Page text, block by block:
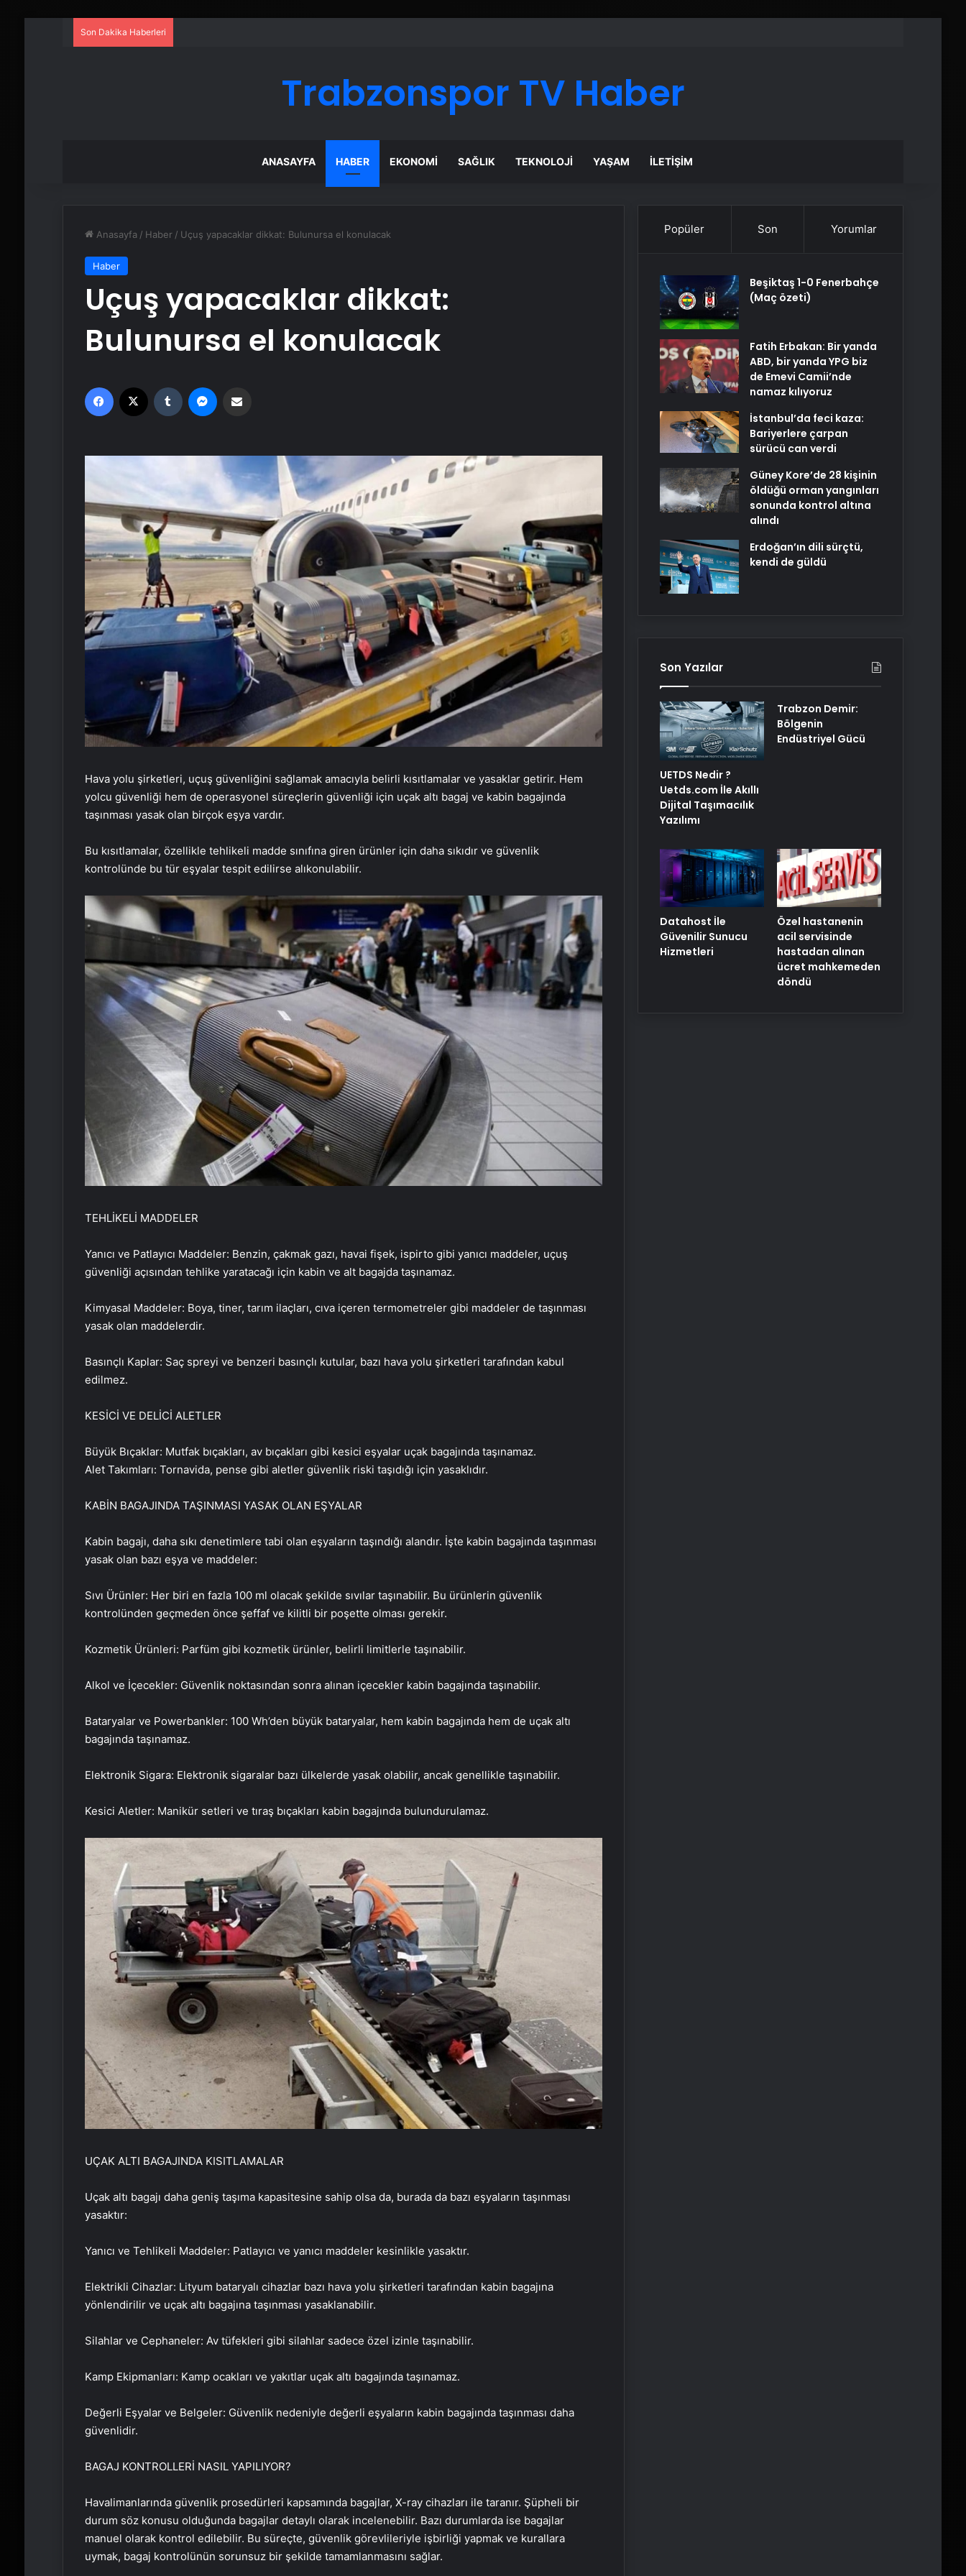
Son Dakika Haberleri
Trabzonspor TV Haber
ANASAYFA HABER EKONOMI SAĞLIK TEKNOLOJI YAŞAM İLETIŞIM
Anasayfa / Haber / Uçuş yapacaklar dikkat: Bulunursa el konulacak
Haber
Uçuş yapacaklar dikkat:
Bulunursa el konulacak
Facebook Tumblr
Hava yolu şirketleri, uçuş güvenliğini sağlamak amacıyla belirli kısıtlamalar ve yasaklar getirir. Hem
yolcu güvenliği hem de operasyonel süreçlerin güvenliği için uçak altı bagaj ve kabin bagajında
taşınması yasak olan birçok eşya vardır.
Bu kısıtlamalar, özellikle tehlikeli madde sınıfına giren ürünler için daha sıkıdır ve güvenlik
kontrolünde bu tür eşyalar tespit edilirse alıkonulabilir.
TEHLİKELİ MADDELER
Yanıcı ve Patlayıcı Maddeler: Benzin, çakmak gazı, havai fişek, ispirto gibi yanıcı maddeler, uçuş
güvenliği açısından tehlike yaratacağı için kabin ve alt bagajda taşınamaz.
Kimyasal Maddeler: Boya, tiner, tarım ilaçları, cıva içeren termometreler gibi maddeler de taşınması
yasak olan maddelerdir.
Basınçlı Kaplar: Saç spreyi ve benzeri basınçlı kutular, bazı hava yolu şirketleri tarafından kabul
edilmez.
KESİCİ VE DELİCİ ALETLER
Büyük Bıçaklar: Mutfak bıçakları, av bıçakları gibi kesici eşyalar uçak bagajında taşınamaz.
Alet Takımları: Tornavida, pense gibi aletler güvenlik riski taşıdığı için yasaklıdır.
KABİN BAGAJINDA TAŞINMASI YASAK OLAN EŞYALAR
Kabin bagajı, daha sıkı denetimlere tabi olan eşyaların taşındığı alandır. İşte kabin bagajında taşınması
yasak olan bazı eşya ve maddeler:
Sıvı Ürünler: Her biri en fazla 100 ml olacak şekilde sıvılar taşınabilir. Bu ürünlerin güvenlik
kontrolünden geçmeden önce şeffaf ve kilitli bir poşette olması gerekir.
Kozmetik Ürünleri: Parfüm gibi kozmetik ürünler, belirli limitlerle taşınabilir.
Alkol ve İçecekler: Güvenlik noktasından sonra alınan içecekler kabin bagajında taşınabilir.
Bataryalar ve Powerbankler: 100 Wh’den büyük bataryalar, hem kabin bagajında hem de uçak altı
bagajında taşınamaz.
Elektronik Sigara: Elektronik sigaralar bazı ülkelerde yasak olabilir, ancak genellikle taşınabilir.
Kesici Aletler: Manikür setleri ve tıraş bıçakları kabin bagajında bulundurulamaz.
UÇAK ALTI BAGAJINDA KISITLAMALAR
Uçak altı bagajı daha geniş taşıma kapasitesine sahip olsa da, burada da bazı eşyaların taşınması
yasaktır:
Yanıcı ve Tehlikeli Maddeler: Patlayıcı ve yanıcı maddeler kesinlikle yasaktır.
Elektrikli Cihazlar: Lityum bataryalı cihazlar bazı hava yolu şirketleri tarafından kabin bagajına
yönlendirilir ve uçak altı bagajına taşınması yasaklanabilir.
Silahlar ve Cephaneler: Av tüfekleri gibi silahlar sadece özel izinle taşınabilir.
Kamp Ekipmanları: Kamp ocakları ve yakıtlar uçak altı bagajında taşınamaz.
Değerli Eşyalar ve Belgeler: Güvenlik nedeniyle değerli eşyaların kabin bagajında taşınması daha
güvenlidir.
BAGAJ KONTROLLERİ NASIL YAPILIYOR?
Havalimanlarında güvenlik prosedürleri kapsamında bagajlar, X-ray cihazları ile taranır. Şüpheli bir
durum söz konusu olduğunda bagajlar detaylı olarak incelenebilir. Bazı durumlarda ise bagajlar
manuel olarak kontrol edilebilir. Bu süreçte, güvenlik görevlileriyle işbirliği yapmak ve kurallara
uymak, bagaj kontrolünün sorunsuz bir şekilde tamamlanmasını sağlar.
Popüler Son Yorumlar
Beşiktaş 1-0 Fenerbahçe
(Maç özeti)
Fatih Erbakan: Bir yanda
ABD, bir yanda YPG biz
de Emevi Camii’nde
namaz kılıyoruz
İstanbul’da feci kaza:
Bariyerlere çarpan
sürücü can verdi
Güney Kore’de 28 kişinin
öldüğü orman yangınları
sonunda kontrol altına
alındı
Erdoğan’ın dili sürçtü,
kendi de güldü
Son Yazılar
UETDS Nedir ?
Uetds.com İle Akıllı
Dijital Taşımacılık
Yazılımı
Trabzon Demir:
Bölgenin
Endüstriyel Gücü
Datahost İle
Güvenilir Sunucu
Hizmetleri
Özel hastanenin
acil servisinde
hastadan alınan
ücret mahkemeden
döndü